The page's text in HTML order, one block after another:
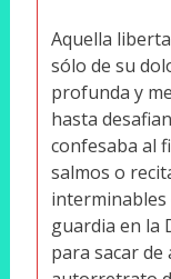
Aquella
sólo de su
profunda y
hasta
confesaba al
salmos o
interminables
guardia en la
para sacar de